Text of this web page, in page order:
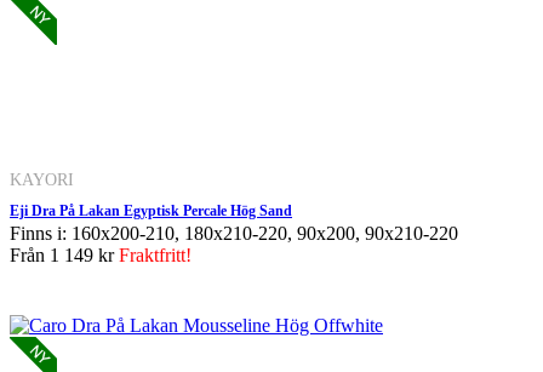
KAYORI
Eji Dra På Lakan Egyptisk Percale Hög Sand
Finns i: 160x200-210, 180x210-220, 90x200, 90x210-220
Från 1 149 krFraktfritt!